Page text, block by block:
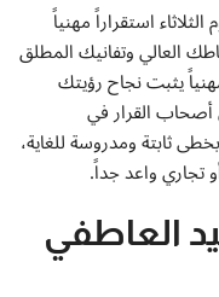
استقراراً مهنياً
العالي وتفانيك المطلق
يثبت نجاح رؤيتك
أصحاب القرار في
ثابتة ومدروسة للغاية،
تجاري واعد جداً.
العاطفي